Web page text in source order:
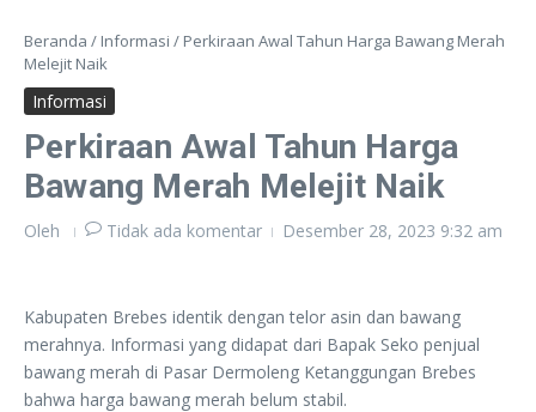
Beranda / Informasi / Perkiraan Awal Tahun Harga Bawang Merah
Melejit Naik
Informasi
Perkiraan Awal Tahun Harga
Bawang Merah Melejit Naik
Oleh Tidak ada komentar Desember 28, 2023 9:32 am
Kabupaten Brebes identik dengan telor asin dan bawang
merahnya. Informasi yang didapat dari Bapak Seko penjual
bawang merah di Pasar Dermoleng Ketanggungan Brebes
bahwa harga bawang merah belum stabil.